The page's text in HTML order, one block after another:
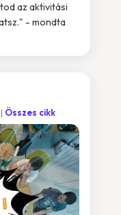
az aktivitási
- mondta
Összes cikk